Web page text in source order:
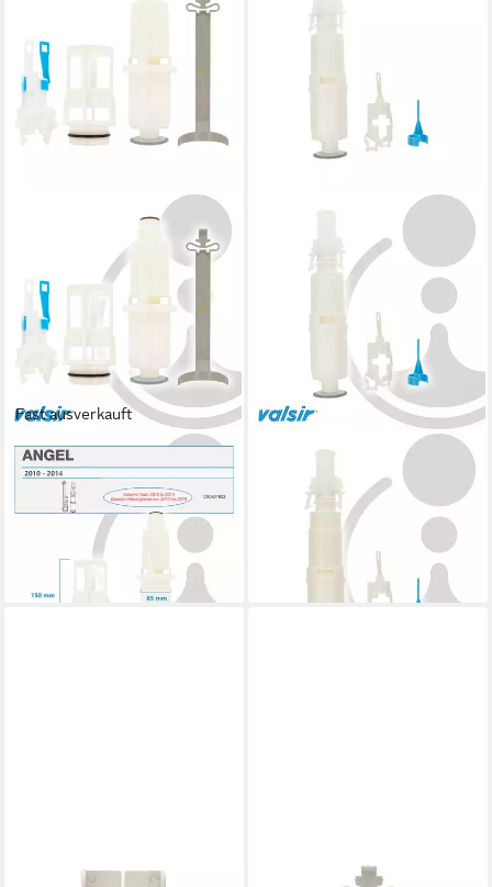
Fast ausverkauft
VALSIR
Spülkasten Heberglocke mit
Bassin UP-Spülkasten ANGEL
VS0821803
41,24 €
lieferbar - in 4-5 Werktagen bei dir
Spülkasten Heberglocke für
2-Mengen UP-Spülkasten
RIOS VS0820441
lieferbar - in 4-5 Werktagen bei dir